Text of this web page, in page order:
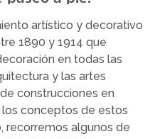
artístico y decorativo
1890 y 1914 que
en todas las
y las artes
construcciones en
los conceptos de estos
recorremos algunos de